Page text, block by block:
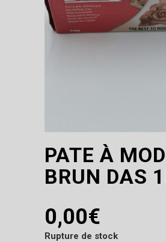
PATE À
BRUN DAS
0,00€
Rupture de stock